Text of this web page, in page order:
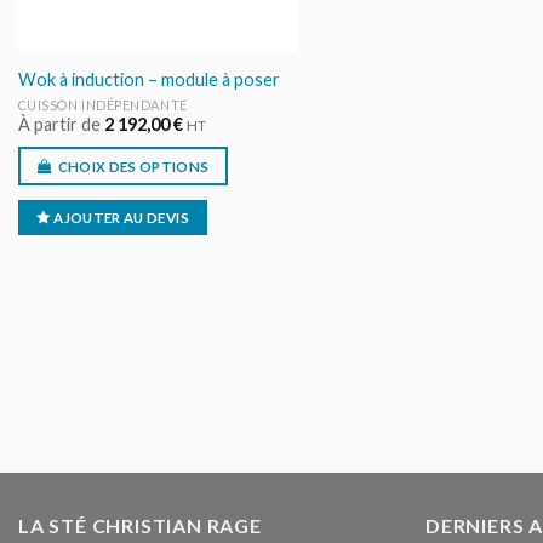
Wok à induction – module à poser
CUISSON INDÉPENDANTE
À partir de 2 192,00€ HT
CHOIX DES OPTIONS
AJOUTER AU DEVIS
LA STÉ CHRISTIAN RAGE DERNIERS